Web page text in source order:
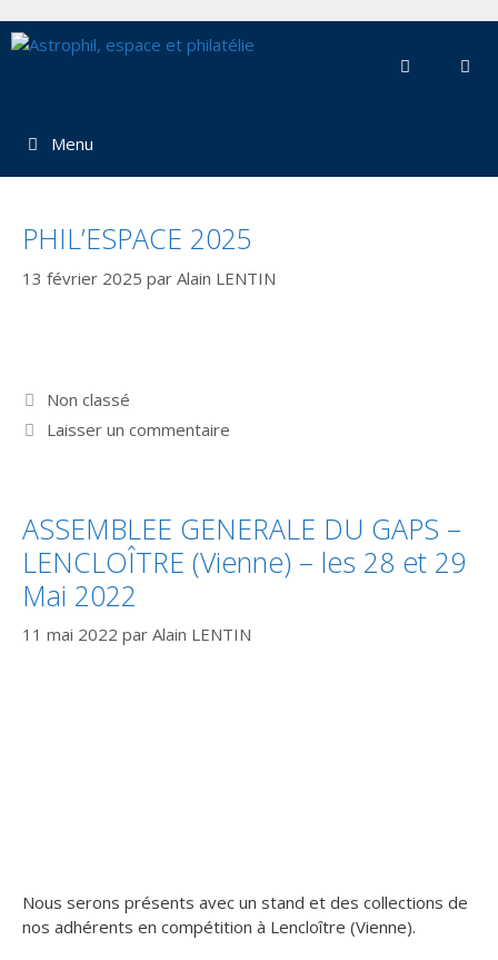
au
Menu
PHIL’ESPACE 2025
13 février 2025 par Alain LENTIN
Catégories
Non classé
Laisser un commentaire
ASSEMBLEE GENERALE DU GAPS –
LENCLOÎTRE (Vienne) – les 28 et 29
Mai 2022
11 mai 2022 par Alain LENTIN
Nous serons présents avec un stand et des collections de
nos adhérents en compétition à Lencloître (Vienne).